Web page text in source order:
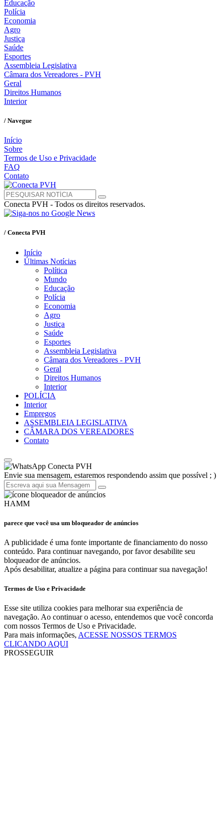
Educação
Polícia
Economia
Agro
Justiça
Saúde
Esportes
Assembleia Legislativa
Câmara dos Vereadores - PVH
Geral
Direitos Humanos
Interior
/ Navegue
Início
Sobre
Termos de Uso e Privacidade
FAQ
Contato
Conecta PVH - Todos os direitos reservados.
/ Conecta PVH
Início
Últimas Notícias
Política
Mundo
Educação
Polícia
Economia
Agro
Justiça
Saúde
Esportes
Assembleia Legislativa
Câmara dos Vereadores - PVH
Geral
Direitos Humanos
Interior
POLÍCIA
Interior
Empregos
ASSEMBLEIA LEGISLATIVA
CÂMARA DOS VEREADORES
Contato
Conecta PVH
Envie sua mensagem, estaremos respondendo assim que possível ; )
HAMM
parece que você usa um bloqueador de anúncios
A publicidade é uma fonte importante de financiamento do nosso
conteúdo. Para continuar navegando, por favor desabilite seu
bloqueador de anúncios.
Após desabilitar, atualize a página para continuar sua navegação!
Termos de Uso e Privacidade
Esse site utiliza cookies para melhorar sua experiência de
navegação. Ao continuar o acesso, entendemos que você concorda
com nossos Termos de Uso e Privacidade.
Para mais informações, ACESSE NOSSOS TERMOS
CLICANDO AQUI
PROSSEGUIR